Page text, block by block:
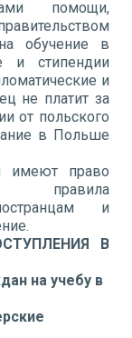
помощи,
обучение в
и стипендии
и
не платит за
от польского
в Польше
имеют право
правила
и
В
на учебу в